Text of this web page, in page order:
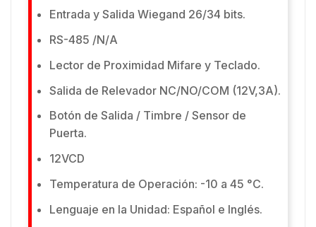
Entrada y Salida Wiegand 26/34 bits.
RS-485 /N/A
Lector de Proximidad Mifare y Teclado.
Salida de Relevador NC/NO/COM (12V,3A).
Botón de Salida / Timbre / Sensor de
Puerta.
12VCD
Temperatura de Operación: -10 a 45 °C.
Lenguaje en la Unidad: Español e Inglés.